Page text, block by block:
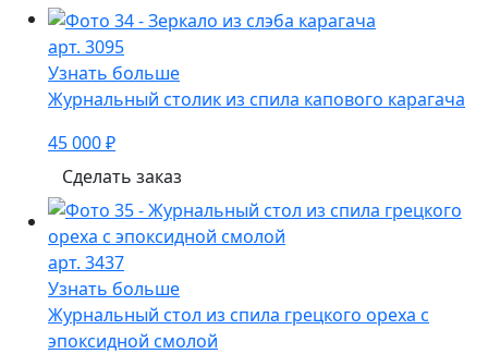
арт. 3095
Узнать больше
Журнальный столик из спила капового карагача
45 000 ₽
Сделать заказ
арт. 3437
Узнать больше
Журнальный стол из спила грецкого ореха с
эпоксидной смолой